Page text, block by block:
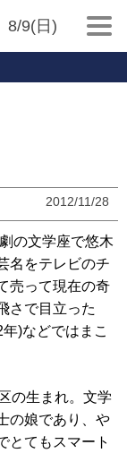
8/9(日)
2012/11/28
の文学座で悠木
名をテレビのチ
売って現在の奇
さで目立った
)などではまこ
の生まれ。文学
の娘であり、や
とてもスマート